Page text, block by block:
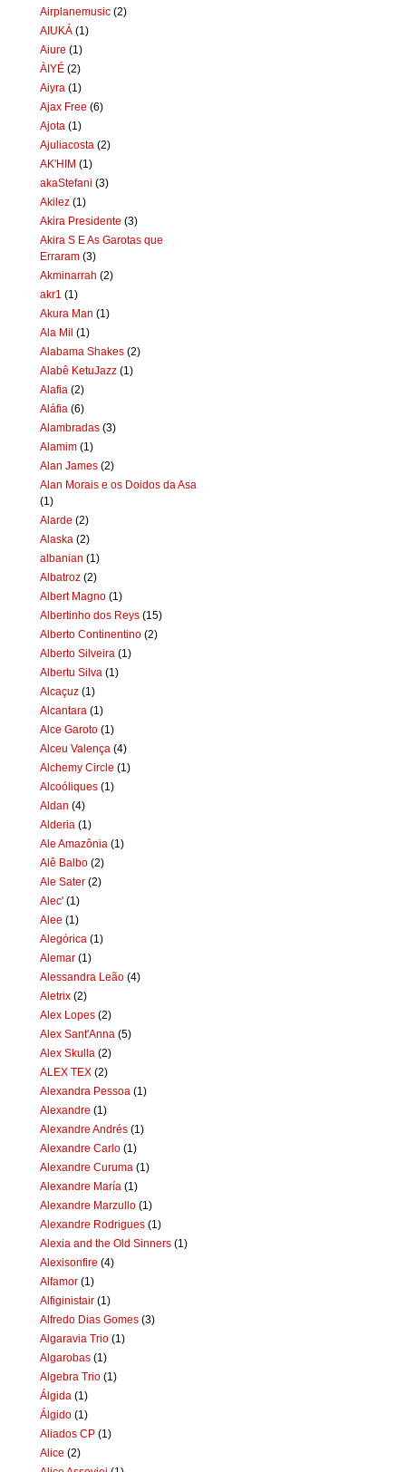
Airplanemusic (2)
AIUKÁ (1)
Aiure (1)
ÀIYÉ (2)
Aiyra (1)
Ajax Free (6)
Ajota (1)
Ajuliacosta (2)
AK'HIM (1)
akaStefani (3)
Akilez (1)
Akira Presidente (3)
Akira S E As Garotas que
Erraram (3)
Akminarrah (2)
akr1 (1)
Akura Man (1)
Ala Mil (1)
Alabama Shakes (2)
Alabê KetuJazz (1)
Alafia (2)
Aláfia (6)
Alambradas (3)
Alamim (1)
Alan James (2)
Alan Morais e os Doidos da Asa
(1)
Alarde (2)
Alaska (2)
albanian (1)
Albatroz (2)
Albert Magno (1)
Albertinho dos Reys (15)
Alberto Continentino (2)
Alberto Silveira (1)
Albertu Silva (1)
Alcaçuz (1)
Alcantara (1)
Alce Garoto (1)
Alceu Valença (4)
Alchemy Circle (1)
Alcoóliques (1)
Aldan (4)
Alderia (1)
Ale Amazônia (1)
Alê Balbo (2)
Ale Sater (2)
Alec' (1)
Alee (1)
Alegórica (1)
Alemar (1)
Alessandra Leão (4)
Aletrix (2)
Alex Lopes (2)
Alex Sant'Anna (5)
Alex Skulla (2)
ALEX TEX (2)
Alexandra Pessoa (1)
Alexandre (1)
Alexandre Andrés (1)
Alexandre Carlo (1)
Alexandre Curuma (1)
Alexandre María (1)
Alexandre Marzullo (1)
Alexandre Rodrigues (1)
Alexia and the Old Sinners (1)
Alexisonfire (4)
Alfamor (1)
Alfiginistair (1)
Alfredo Dias Gomes (3)
Algaravia Trio (1)
Algarobas (1)
Algebra Trio (1)
Álgida (1)
Álgido (1)
Aliados CP (1)
Alice (2)